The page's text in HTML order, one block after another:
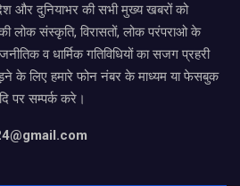
और दुनियाभर की सभी मुख्य खबरों को
लोक संस्कृति, विरासतों, लोक परंपराओ के
व धार्मिक गतिविधियों का सजग प्रहरी
के लिए हमारे फोन नंबर के माध्यम या फेसबुक
पर सम्पर्क करे।